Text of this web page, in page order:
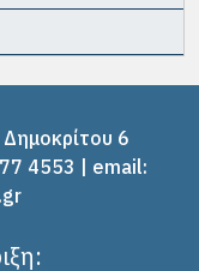
6
4553 | email: